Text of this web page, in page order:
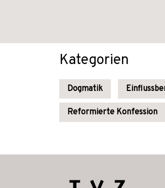
Kategorien
Dogmatik
Reformierte Konfession